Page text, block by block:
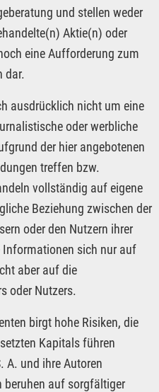
und stellen weder
Aktie(n) oder
eine Aufforderung zum
dar.
ausdrücklich nicht um eine
oder werbliche
der hier angebotenen
treffen bzw.
vollständig auf eigene
Beziehung zwischen der
oder den Nutzern ihrer
Informationen sich nur auf
aber auf die
oder Nutzers.
birgt hohe Risiken, die
Kapitals führen
A. und ihre Autoren
auf sorgfältiger